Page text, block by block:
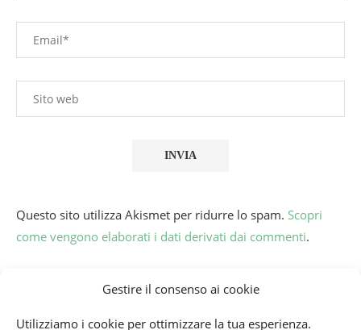
Gestire il consenso ai cookie
Utilizziamo i cookie per ottimizzare la tua esperienza.
Questo sito utilizza Akismet per ridurre lo spam. Scopri
come vengono elaborati i dati derivati dai commenti.